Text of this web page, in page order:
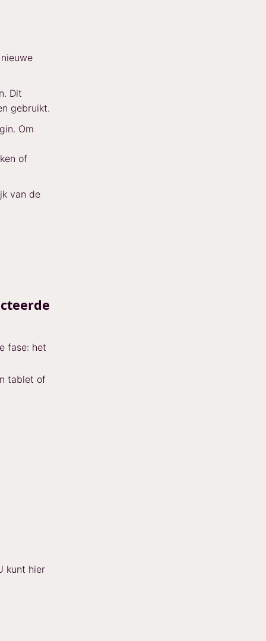
Dit
gebruikt.
Om
of
van de
fase: het
tablet of
kunt hier